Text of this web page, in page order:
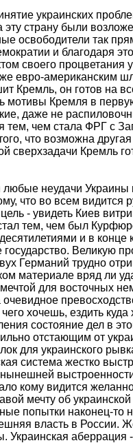
украинских
эту страну были
освободители так
и благодаря
своего процветания
евро-американским
Кремль, он готов на
мотивы Кремля в
даже не
тем, чем стала ФРГ с
что возможна
сверхзадачи Кремль
любые неудачи
что во всем видится
- увидеть Киев
тем, чем был
и в
государство. Великую
Германий трудно
материале вряд ли
для восточных
хочешь, ездить
состояние дел в
отстающим от
для украинского
система жестко
кому видится
мечту об
попытки наконец-то
власть в России.
Украинская аберрация